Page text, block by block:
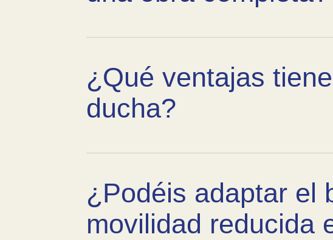
¿Qué ventajas
ducha?
¿Podéis adaptar el
movilidad reducida